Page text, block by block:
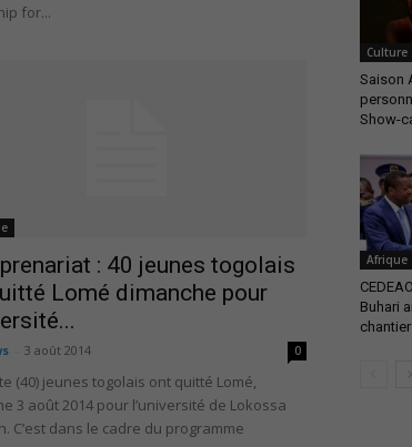
for...
: 40 jeunes togolais
Lomé dimanche pour
3 août 2014 0
(40) jeunes togolais ont quitté Lomé,
3 août 2014 pour l’université de Lokossa
C’est dans le cadre du programme
Culture
Saison
Show-
Afrique
Buhari